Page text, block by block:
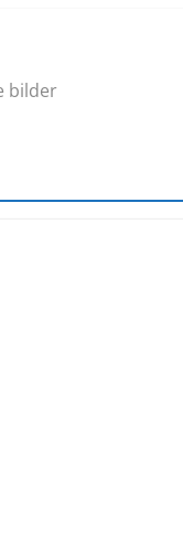
bilder